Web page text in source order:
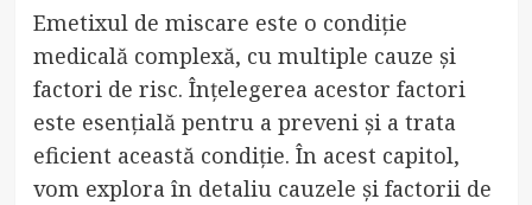
Emetixul de miscare este o condiție
medicală complexă, cu multiple cauze și
factori de risc. Înțelegerea acestor factori
este esențială pentru a preveni și a trata
eficient această condiție. În acest capitol,
vom explora în detaliu cauzele și factorii de